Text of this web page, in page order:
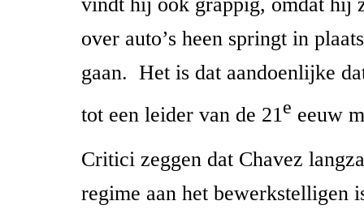
over auto’s heen springt in
gaan. Het is dat aandoenlijke
tot een leider van de 21 e eeuw
Critici zeggen dat Chavez
regime aan het bewerkstelligen